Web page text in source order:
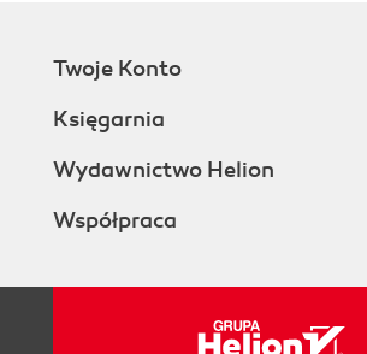
Twoje Konto
Księgarnia
Wydawnictwo Helion
Współpraca